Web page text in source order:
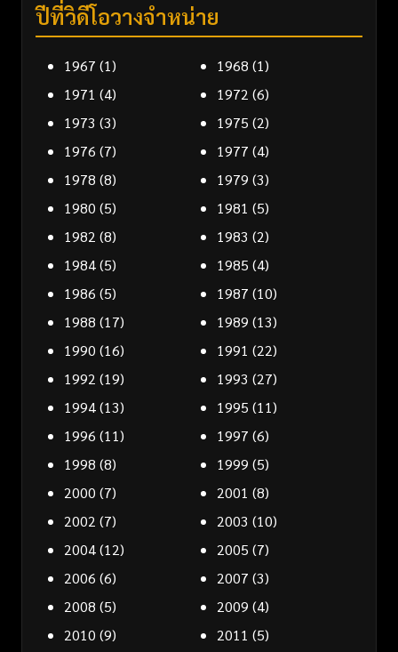
ปีที่วิดีโอวางจำหน่าย
1967 (1) 1968 (1)
1971 (4) 1972 (6)
1973 (3) 1975 (2)
1976 (7) 1977 (4)
1978 (8) 1979 (3)
1980 (5) 1981 (5)
1982 (8) 1983 (2)
1984(5) 1985 (4)
1986 (5) 1987 (10)
1988 (17) 1989 (13)
1990 (16) 1991 (22)
1992 (19) 1993 (27)
1994(13) 1995 (11)
1996 (11) 1997 (6)
1998 (8) 1999 (5)
2000 (7) 2001 (8)
2002 (7) 2003 (10)
2004(12) 2005 (7)
2006 (6) 2007 (3)
2008 (5) 2009 (4)
2010 (9) 2011 (5)